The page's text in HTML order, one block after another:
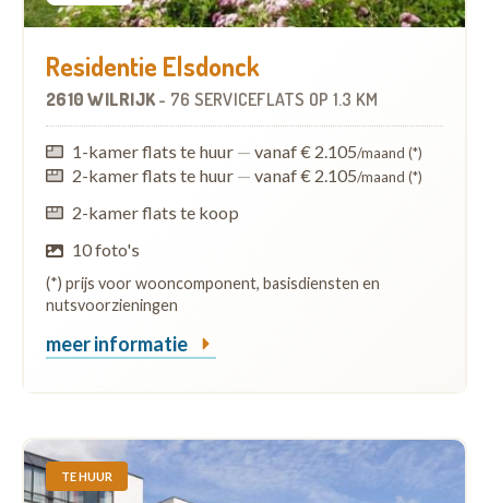
Residentie Elsdonck
2610 WILRIJK- 76 SERVICEFLATS OP 1.3 KM
1-kamer flats te huur — vanaf € 2.105/maand (*)
2-kamer flats te huur — vanaf € 2.105/maand (*)
2-kamer flats te koop
10 foto's
(*) prijs voor wooncomponent, basisdiensten en
nutsvoorzieningen
meer informatie
TE HUUR